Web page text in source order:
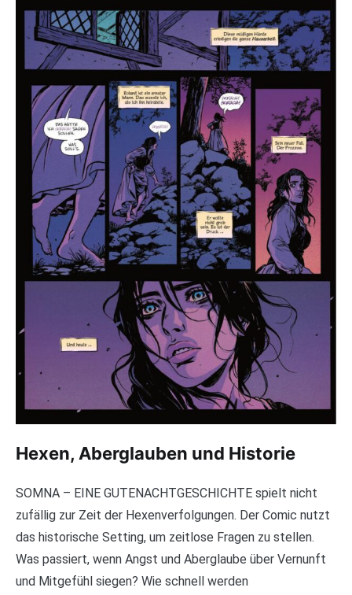
Hexen, Aberglauben und Historie
SOMNA – EINE GUTENACHTGESCHICHTE spielt nicht
zufällig zur Zeit der Hexenverfolgungen. Der Comic nutzt
das historische Setting, um zeitlose Fragen zu stellen.
Was passiert, wenn Angst und Aberglaube über Vernunft
und Mitgefühl siegen? Wie schnell werden